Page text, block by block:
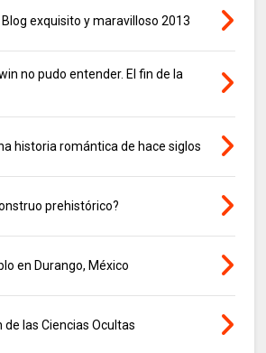
exquisito y maravilloso 2013
no pudo entender. El fin de la
historia romántica de hace siglos
prehistórico?
en Durango, México
de las Ciencias Ocultas